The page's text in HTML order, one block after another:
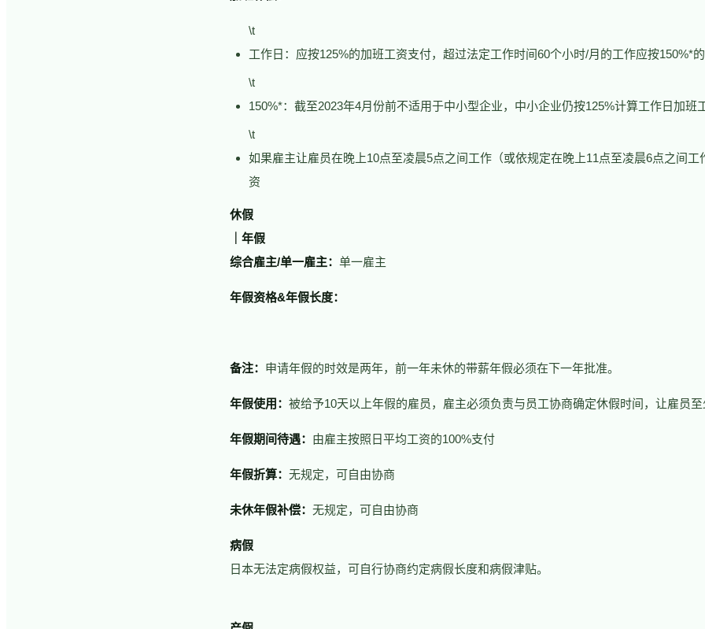
\t
工作日：应按125%的加班工资支付，超过法定工作时间60个小时/月的工作应按150%*
\t
150%*：截至2023年4月份前不适用于中小型企业，中小企业仍按125%计算工作日加班
\t
如果雇主让雇员在晚上10点至凌晨5点之间工作（或依规定在晚上11点至凌晨6点之间工
资
休假
｜年假
综合雇主/单一雇主： 单一雇主
年假资格&年假长度：
备注： 申请年假的时效是两年，前一年未休的带薪年假必须在下一年批准。
年假使用： 被给予10天以上年假的雇员，雇主必须负责与员工协商确定休假时间，让雇员
年假期间待遇： 由雇主按照日平均工资的100%支付
年假折算： 无规定，可自由协商
未休年假补偿： 无规定，可自由协商
病假
日本无法定病假权益，可自行协商约定病假长度和病假津贴。